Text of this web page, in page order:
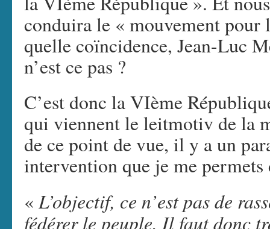
conduira le « mouvement pour
quelle coïncidence, Jean-Luc
n’est ce pas ?
C’est donc la VIème
qui viennent le leitmotiv de la
de ce point de vue, il y a un
intervention que je me
«L’objectif, ce n’est pas de
fédérer le peuple. Il faut donc